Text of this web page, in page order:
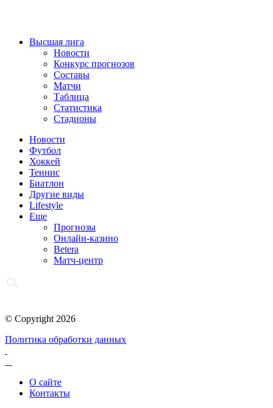
Высшая лига
Новости
Конкурс прогнозов
Составы
Матчи
Таблица
Статистика
Стадионы
Новости
Футбол
Хоккей
Теннис
Биатлон
Другие виды
Lifestyle
Еще
Прогнозы
Онлайн-казино
Betera
Матч-центр
© Copyright 2026
Политика обработки данных
О сайте
Контакты